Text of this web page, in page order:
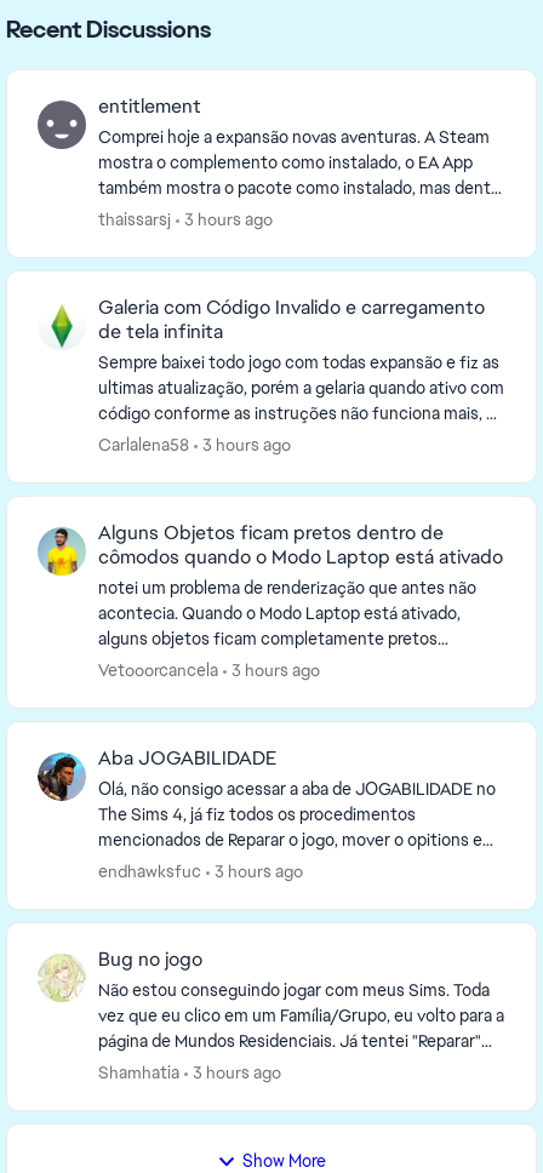
Recent Discussions
entitlement
Comprei hoje a expansão novas aventuras. A Steam
mostra o complemento como instalado, o EA App
também mostra o pacote como instalado, mas dentro
do jogo aparece a mensagem de que eu não tenho
thaissarsj 3 hours ago
Galeria com Código Invalido e carregamento
de tela infinita
Sempre baixei todo jogo com todas expansão e fiz as
ultimas atualização, porém a gelaria quando ativo com
código conforme as instruções não funciona mais, dá
erro no código, dizendo que está invalido...
Carlalena58 3 hours ago
Alguns Objetos ficam pretos dentro de
cômodos quando o Modo Laptop está ativado
notei um problema de renderização que antes não
acontecia. Quando o Modo Laptop está ativado,
alguns objetos ficam completamente pretos
enquanto estão dentro de um cômodo fechado. O
Vetooorcancela 3 hours ago
Aba JOGABILIDADE
Olá, não consigo acessar a aba de JOGABILIDADE no
The Sims 4, já fiz todos os procedimentos
mencionados de Reparar o jogo, mover o opitions e
remover os mods e ainda não funciona. Queria apenas
endhawksfuc 3 hours ago
Bug no jogo
Não estou conseguindo jogar com meus Sims. Toda
vez que eu clico em um Família/Grupo, eu volto para a
página de Mundos Residenciais. Já tentei "Reparar"
pelo EA, atualizar meus Mods e remover arquiv...
Shamhatia 3 hours ago
Show More